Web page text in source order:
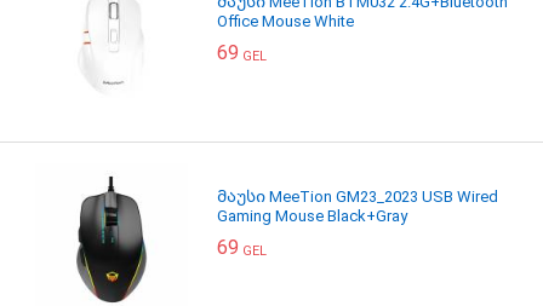
Office Mouse White
69 GEL
მაუსი MeeTion GM23_2023 USB Wired
Gaming Mouse Black+Gray
69 GEL